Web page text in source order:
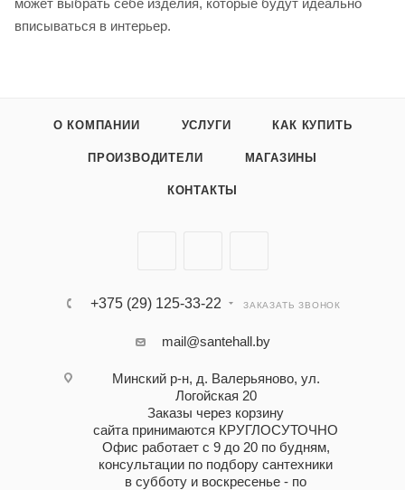
вписываться в интерьер.
О КОМПАНИИ УСЛУГИ КАК КУПИТЬ
ПРОИЗВОДИТЕЛИ МАГАЗИНЫ
КОНТАКТЫ
+375 (29) 125-33-22 ЗАКАЗАТЬ ЗВОНОК
mail@santehall.by
Минский р-н, д. Валерьяново, ул.
Логойская 20
Заказы через корзину
сайта принимаются КРУГЛОСУТОЧНО
Офис работает с 9 до 20 по будням,
консультации по подбору сантехники
в субботу и воскресенье - по